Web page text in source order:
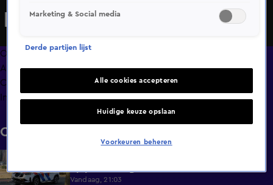
mogelijk 20 graden.
Overzicht
Afleveringen
Clips
Info
Clips
0:32
Vandaag, 21:03
Marketing & Social media
Derde partijen lijst
Alle cookies accepteren
Huidige keuze opslaan
Voorkeuren beheren